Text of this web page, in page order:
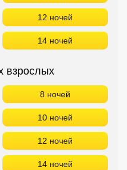
12 ночей
14 ночей
взрослых
8 ночей
10 ночей
12 ночей
14 ночей